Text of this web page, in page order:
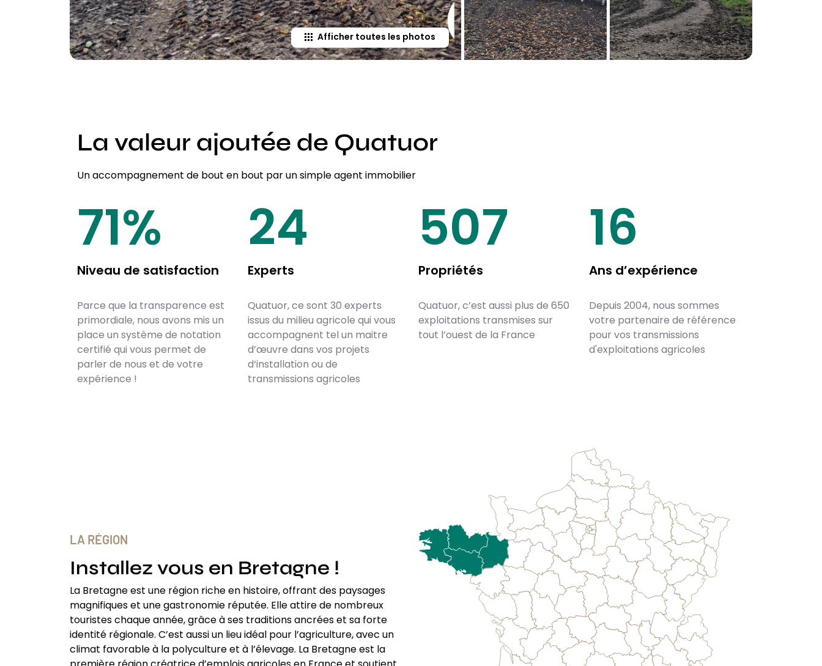
Afficher toutes les photos
La valeur ajoutée de Quatuor
Un accompagnement de bout en bout par un simple agent immobilier
87%
Niveau de satisfaction
Parce que la transparence est
primordiale, nous avons mis un
place un système de notation
certifié qui vous permet de
parler de nous et de votre
expérience !
30
Experts
Quatuor, ce sont 30 experts
issus du milieu agricole qui vous
accompagnent tel un maitre
d’œuvre dans vos projets
d’installation ou de
transmissions agricoles
650
Propriétés
Quatuor, c’est aussi plus de 650
exploitations transmises sur
tout l’ouest de la France
20
Ans d’expérience
Depuis 2004, nous sommes
votre partenaire de référence
pour vos transmissions
d'exploitations agricoles
LA RÉGION
Installez vous en Bretagne !
La Bretagne est une région riche en histoire, offrant des paysages
magnifiques et une gastronomie réputée. Elle attire de nombreux
touristes chaque année, grâce à ses traditions ancrées et sa forte
identité régionale. C’est aussi un lieu idéal pour l’agriculture, avec un
climat favorable à la polyculture et à l’élevage. La Bretagne est la